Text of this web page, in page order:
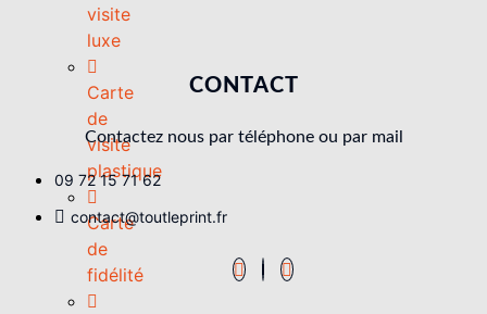
visite
luxe
Carte
de
visite
plastique
Carte
de
fidélité
CONTACT
Contactez nous par téléphone ou par mail
09 72 15 71 62
contact@toutleprint.fr